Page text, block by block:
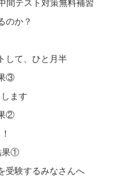
間テスト対策無料補習
のか？
して、ひと月半
③
ます
②
果①
受験するみなさんへ